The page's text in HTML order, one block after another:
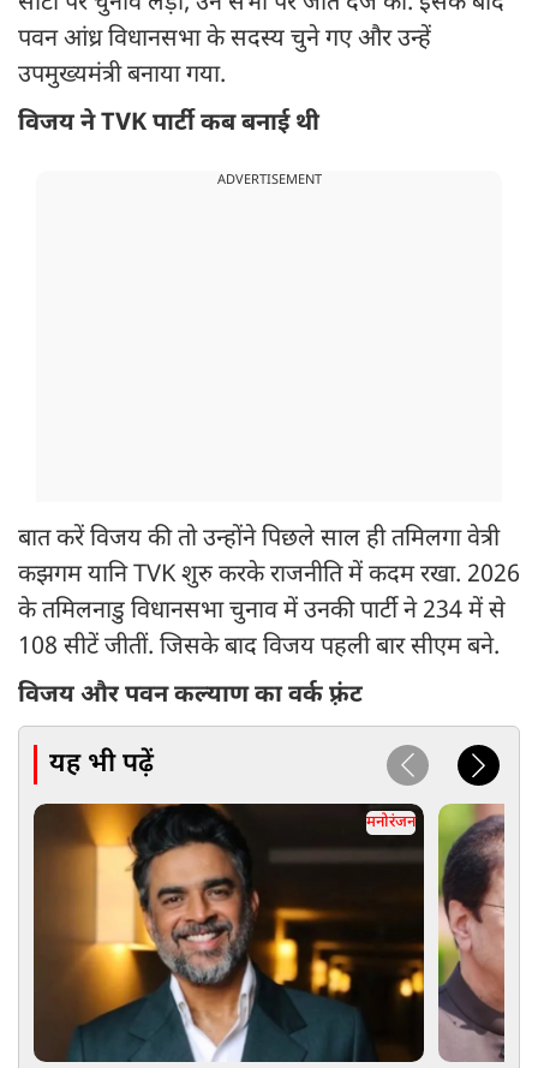
पवन आंध्र विधानसभा के सदस्य चुने गए और उन्हें
उपमुख्यमंत्री बनाया गया.
विजय ने TVK पार्टी कब बनाई थी
ADVERTISEMENT
बात करें विजय की तो उन्होंने पिछले साल ही तमिलगा वेत्री
कझगम यानि TVK शुरु करके राजनीति में कदम रखा. 2026
के तमिलनाडु विधानसभा चुनाव में उनकी पार्टी ने 234 में से
108 सीटें जीतीं. जिसके बाद विजय पहली बार सीएम बने.
विजय और पवन कल्याण का वर्क फ़्रंट
यह भी पढ़ें
मनोरंजन